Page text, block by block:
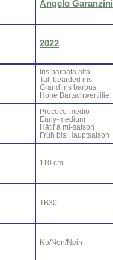
An­ge­lo Ga­ran­zi­ni
2022
Iris bar­ba­ta al­ta
Tall bear­ded iris
Grand iris bar­bus
Ho­he Bar­ts­ch­wer­tli­lie
Pre­co­ce-me­dio
Ear­ly-me­dium
Hâ­tif à mi-sai­son
Früh bis Haup­tsai­son
110 cm
TB30
No/Non/Nein